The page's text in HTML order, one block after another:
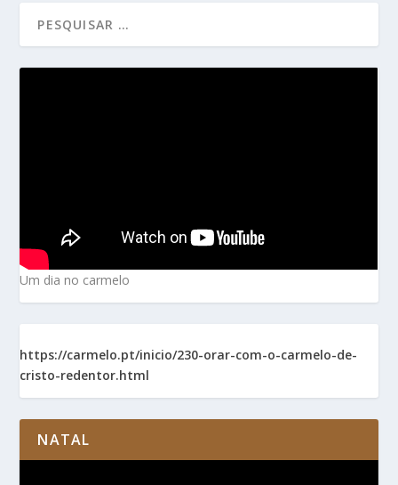
Um dia no carmelo
https://carmelo.pt/inicio/230-orar-com-o-carmelo-de-
cristo-redentor.html
NATAL